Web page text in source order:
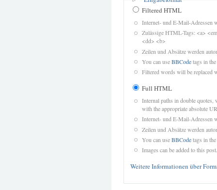
Filtered HTML
Internet- und E-Mail-Adressen
Zulässige HTML-Tags: <a>
<dd> <b>
Zeilen und Absätze werden
You can useBBCodetags in
Filtered words will be replaced
Full HTML
Internal paths in double quotes,
with the appropriate absolute
Internet- und E-Mail-Adressen
Zeilen und Absätze werden
You can useBBCodetags in
Images can be added to this post.
Weitere Informationen über